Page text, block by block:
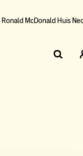
Ronald McDonald Huis